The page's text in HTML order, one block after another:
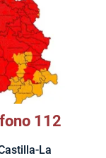
112
La